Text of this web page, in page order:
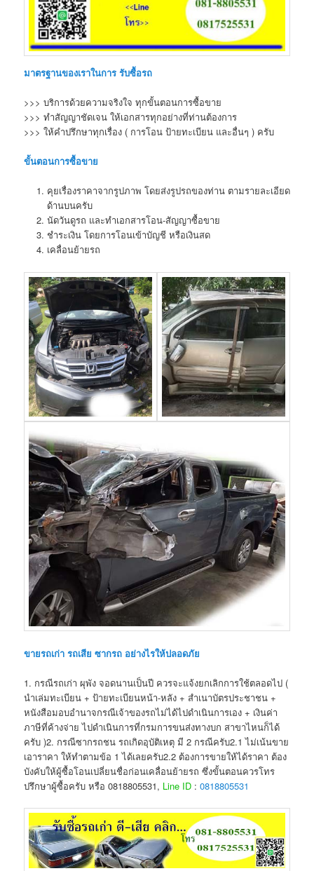
มาตรฐานของเราในการ รับซื้อรถ
>>> บริการด้วยความจริงใจ ทุกขั้นตอนการซื้อขาย
>>> ทำสัญญาชัดเจน ให้เอกสารทุกอย่างที่ท่านต้องการ
>>> ให้คำปรึกษาทุกเรื่อง ( การโอน ป้ายทะเบียน และอื่นๆ ) ครับ
ขั้นตอนการซื้อขาย
คุยเรื่องราคาจากรูปภาพ โดยส่งรูปรถของท่าน ตามรายละเอียด
ด้านบนครับ
นัดวันดูรถ และทำเอกสารโอน-สัญญาซื้อขาย
ชำระเงิน โดยการโอนเข้าบัญชี หรือเงินสด
เคลื่อนย้ายรถ
ขายรถเก่า รถเสีย ซากรถ อย่างไรให้ปลอดภัย
1. กรณีรถเก่า ผุพัง จอดนานเป็นปี ควรจะแจ้งยกเลิกการใช้ตลอดไป (
นำเล่มทะเบียน + ป้ายทะเบียนหน้า-หลัง + สำเนาบัตรประชาชน +
หนังสือมอบอำนาจกรณีเจ้าของรถไม่ได้ไปดำเนินการเอง + เงินค่า
ภาษีที่ค้างจ่าย ไปดำเนินการที่กรมการขนส่งทางบก สาขาไหนก็ได้
ครับ )2. กรณีซากรถชน รถเกิดอุบัติเหตุ มี 2 กรณีครับ2.1 ไม่เน้นขาย
เอาราคา ให้ทำตามข้อ 1 ได้เลยครับ2.2 ต้องการขายให้ได้ราคา ต้อง
บังคับให้ผู้ซื้อโอนเปลี่ยนชื่อก่อนเคลื่อนย้ายรถ ซึ่งขั้นตอนควรโทร
ปรึกษาผู้ซื้อครับ หรือ 0818805531, Line ID :0818805531